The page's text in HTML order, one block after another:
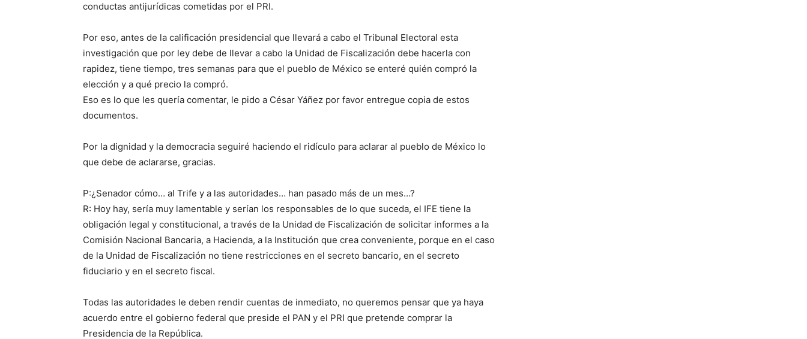
conductas antijurídicas cometidas por el PRI.
Por eso, antes de la calificación presidencial que llevará a cabo el Tribunal Electoral esta
investigación que por ley debe de llevar a cabo la Unidad de Fiscalización debe hacerla con
rapidez, tiene tiempo, tres semanas para que el pueblo de México se enteré quién compró la
elección y a qué precio la compró.
Eso es lo que les quería comentar, le pido a César Yáñez por favor entregue copia de estos
documentos.
Por la dignidad y la democracia seguiré haciendo el ridículo para aclarar al pueblo de México lo
que debe de aclararse, gracias.
P:¿Senador cómo… al Trife y a las autoridades… han pasado más de un mes…?
R: Hoy hay, sería muy lamentable y serían los responsables de lo que suceda, el IFE tiene la
obligación legal y constitucional, a través de la Unidad de Fiscalización de solicitar informes a la
Comisión Nacional Bancaria, a Hacienda, a la Institución que crea conveniente, porque en el caso
de la Unidad de Fiscalización no tiene restricciones en el secreto bancario, en el secreto
fiduciario y en el secreto fiscal.
Todas las autoridades le deben rendir cuentas de inmediato, no queremos pensar que ya haya
acuerdo entre el gobierno federal que preside el PAN y el PRI que pretende comprar la
Presidencia de la República.